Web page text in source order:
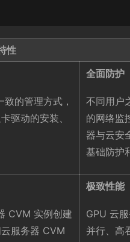
性
的管理方式，
驱动的安装、
全面防护
不同用户
的网络监
器与云安
基础防护
CVM 实例创建
服务器 CVM
极致性能
GPU 云
并行、高